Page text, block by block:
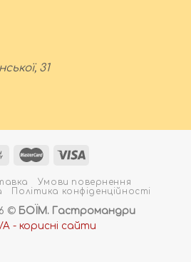
31
Умови повернення
Політика конфіденційності
© БОЇМ. Гастромандри
- корисні сайти